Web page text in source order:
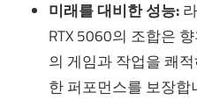
미래를 대비한 성능:
RTX 5060의 조합은
의 게임과 작업을 쾌
한 퍼포먼스를 보장합